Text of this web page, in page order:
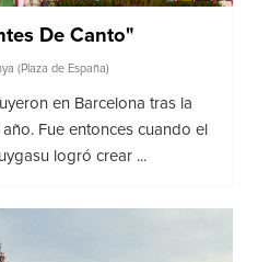
De Canto"
(Plaza de España)
en Barcelona tras la
Fue entonces cuando el
logró crear ...